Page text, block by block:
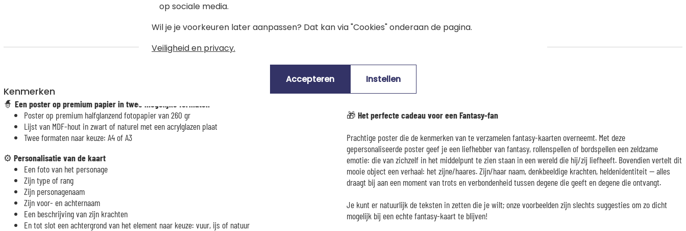
Alle posters in lijst
Zijn eigen Fantasy heldenkaart
Kenmerken
🧙 Een poster op premium papier in twee mogelijke formaten
Poster op premium halfglanzend fotopapier van 260 gr
Lijst van MDF-hout in zwart of naturel met een acrylglazen plaat
Twee formaten naar keuze: A4 of A3
⚙️ Personalisatie van de kaart
Een foto van het personage
Zijn type of rang
Zijn personagenaam
Zijn voor- en achternaam
Een beschrijving van zijn krachten
En tot slot een achtergrond van het element naar keuze: vuur, ijs of natuur
Beschrijving
🎁 Het perfecte cadeau voor een Fantasy-fan
Prachtige poster die de kenmerken van te verzamelen fantasy-kaarten overneemt. Met deze
gepersonaliseerde poster geef je een liefhebber van fantasy, rollenspellen of bordspellen een zeldzame
emotie: die van zichzelf in het middelpunt te zien staan in een wereld die hij/zij liefheeft. Bovendien vertelt dit
mooie object een verhaal: het zijne/haares. Zijn/haar naam, denkbeeldige krachten, heldenidentiteit — alles
draagt bij aan een moment van trots en verbondenheid tussen degene die geeft en degene die ontvangt.
Je kunt er natuurlijk de teksten in zetten die je wilt; onze voorbeelden zijn slechts suggesties om zo dicht
mogelijk bij een echte fantasy-kaart te blijven!
op sociale media.
Wil je je voorkeuren later aanpassen? Dat kan via "Cookies" onderaan de pagina.
Veiligheid en privacy.
Accepteren Instellen